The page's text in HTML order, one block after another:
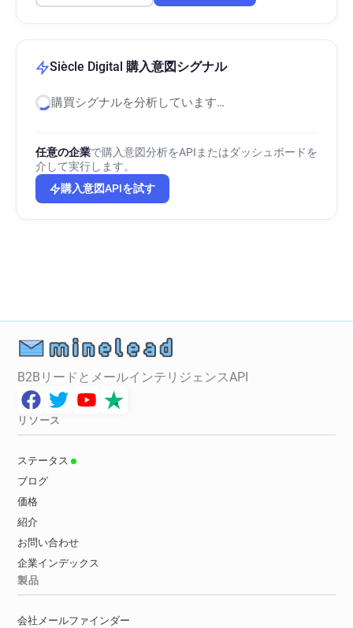
Siècle Digital 購入意図シグナル
購買シグナルを分析しています…
任意の企業で購入意図分析をAPIまたはダッシュボードを
介して実行します。
購入意図APIを試す
B2BリードとメールインテリジェンスAPI
リソース
ステータス
ブログ
価格
紹介
お問い合わせ
企業インデックス
製品
会社メールファインダー